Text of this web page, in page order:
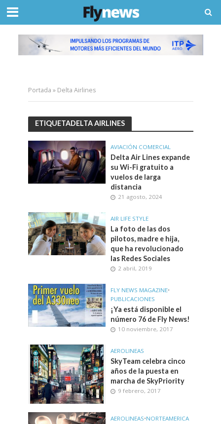
Portada » Delta Airlines
ETIQUETADELTA AIRLINES
AVIACIÓN COMERCIAL
Delta Air Lines expande
su Wi-Fi gratuito a
vuelos de larga
distancia
21 agosto, 2024
AIR LIFE STYLE
La foto de las dos
pilotos, madre e hija,
que ha revolucionado
las Redes Sociales
2 abril, 2019
FLY NEWS MAGAZINE•
PUBLICACIONES
¡Ya está disponible el
número 76 de Fly News!
10 noviembre, 2017
AEROLINEAS
SkyTeam celebra cinco
años de la puesta en
marcha de SkyPriority
9 febrero, 2017
AEROLINEAS•NORTEAMERICA